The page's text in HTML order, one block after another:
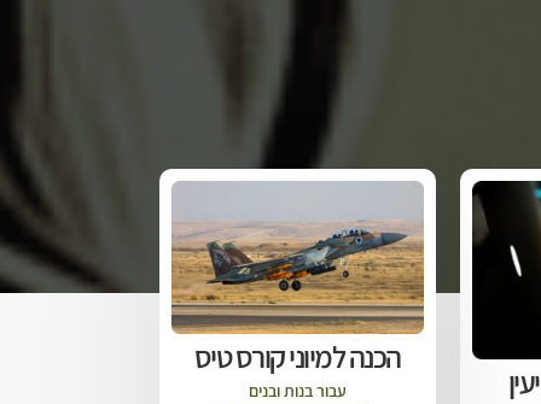
הכנה למיוני קורס טיס
עבור בנות ובנים